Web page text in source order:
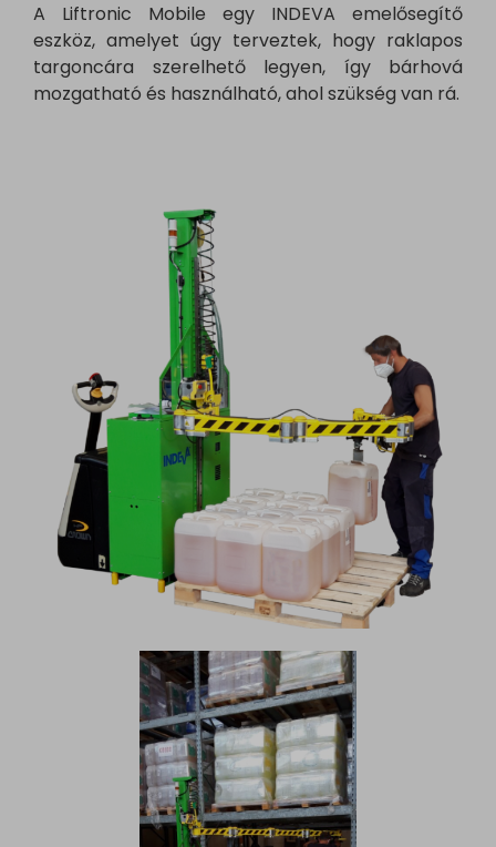
A Liftronic Mobile egy INDEVA emelősegítő
eszköz, amelyet úgy terveztek, hogy raklapos
targoncára szerelhető legyen, így bárhová
mozgatható és használható, ahol szükség van rá.